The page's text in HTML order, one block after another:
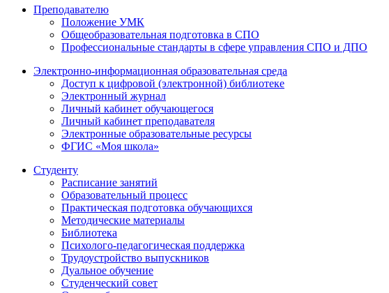
Преподавателю
Положение УМК
Общеобразовательная подготовка в СПО
Профессиональные стандарты в сфере управления СПО и ДПО
Электронно-информационная образовательная среда
Доступ к цифровой (электронной) библиотеке
Электронный журнал
Личный кабинет обучающегося
Личный кабинет преподавателя
Электронные образовательные ресурсы
ФГИС «Моя школа»
Студенту
Расписание занятий
Образовательный процесс
Практическая подготовка обучающихся
Методические материалы
Библиотека
Психолого-педагогическая поддержка
Трудоустройство выпускников
Дуальное обучение
Студенческий совет